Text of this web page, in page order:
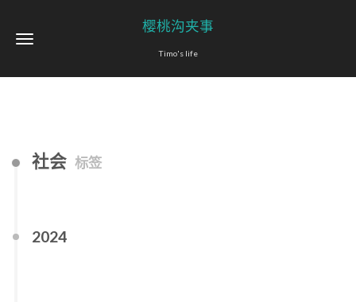
樱桃沟夹事
Timo's life
社会 标签
2024